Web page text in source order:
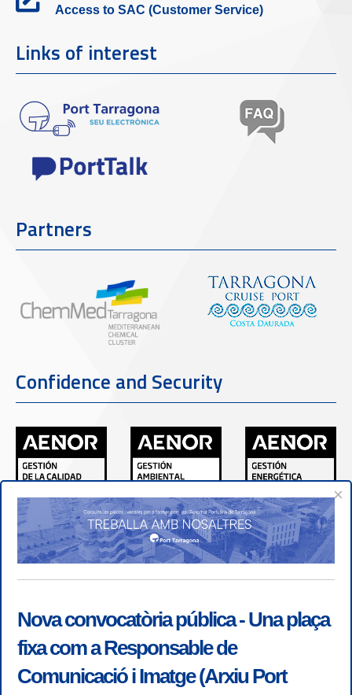
Access to SAC (Customer Service)
Links of interest
Partners
Confidence and Security
×
Nova convocatòria pública - Una plaça
fixa com a Responsable de
Comunicació i Imatge (Arxiu Port